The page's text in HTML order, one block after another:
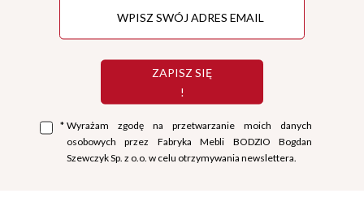
ZAPISZ SIĘ
!
* Wyrażam zgodę na przetwarzanie moich danych
osobowych przez Fabryka Mebli BODZIO Bogdan
Szewczyk Sp. z o.o. w celu otrzymywania newslettera.